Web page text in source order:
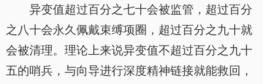
异变值超过百分之七十会被监管，超过百分
之八十会永久佩戴束缚项圈，超过百分之九十就
会被清理。理论上来说异变值不超过百分之九十
五的哨兵，与向导进行深度精神链接就能救回，